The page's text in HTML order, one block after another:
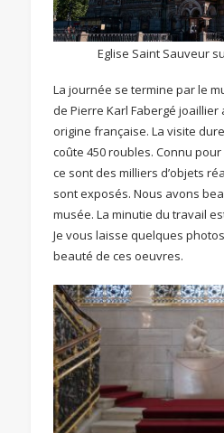
Eglise Saint Sauveur
La journée se termine par le
de Pierre Karl Fabergé
origine française. La visite
coûte 450 roubles. Connu
ce sont des milliers d’objets
sont exposés. Nous avons
musée. La minutie du travail
Je vous laisse quelques
beauté de ces oeuvres.